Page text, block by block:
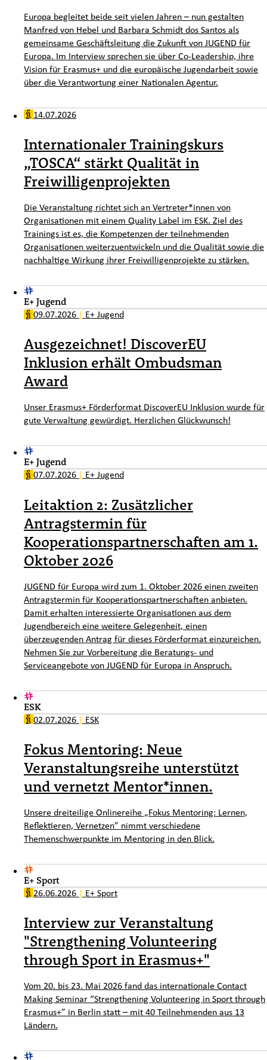
Europa begleitet beide seit vielen Jahren – nun gestalten
Manfred von Hebel und Barbara Schmidt dos Santos als
gemeinsame Geschäftsleitung die Zukunft von JUGEND für
Europa. Im Interview sprechen sie über Co-Leadership, ihre
Vision für Erasmus+ und die europäische Jugendarbeit sowie
über die Verantwortung einer Nationalen Agentur.
14.07.2026
Internationaler Trainingskurs
„TOSCA“ stärkt Qualität in
Freiwilligenprojekten
Die Veranstaltung richtet sich an Vertreter*innen von
Organisationen mit einem Quality Label im ESK. Ziel des
Trainings ist es, die Kompetenzen der teilnehmenden
Organisationen weiterzuentwickeln und die Qualität sowie die
nachhaltige Wirkung ihrer Freiwilligenprojekte zu stärken.
E+ Jugend
09.07.2026 | E+ Jugend
Ausgezeichnet! DiscoverEU
Inklusion erhält Ombudsman
Award
Unser Erasmus+ Förderformat DiscoverEU Inklusion wurde für
gute Verwaltung gewürdigt. Herzlichen Glückwunsch!
E+ Jugend
07.07.2026 | E+ Jugend
Leitaktion 2: Zusätzlicher
Antragstermin für
Kooperationspartnerschaften am 1.
Oktober 2026
JUGEND für Europa wird zum 1. Oktober 2026 einen zweiten
Antragstermin für Kooperationspartnerschaften anbieten.
Damit erhalten interessierte Organisationen aus dem
Jugendbereich eine weitere Gelegenheit, einen
überzeugenden Antrag für dieses Förderformat einzureichen.
Nehmen Sie zur Vorbereitung die Beratungs- und
Serviceangebote von JUGEND für Europa in Anspruch.
ESK
02.07.2026 | ESK
Fokus Mentoring: Neue
Veranstaltungsreihe unterstützt
und vernetzt Mentor*innen.
Unsere dreiteilige Onlinereihe „Fokus Mentoring: Lernen,
Reflektieren, Vernetzen” nimmt verschiedene
Themenschwerpunkte im Mentoring in den Blick.
E+ Sport
26.06.2026 | E+ Sport
Interview zur Veranstaltung
"Strengthening Volunteering
through Sport in Erasmus+"
Vom 20. bis 23. Mai 2026 fand das internationale Contact
Making Seminar “Strengthening Volunteering in Sport through
Erasmus+” in Berlin statt – mit 40 Teilnehmenden aus 13
Ländern.